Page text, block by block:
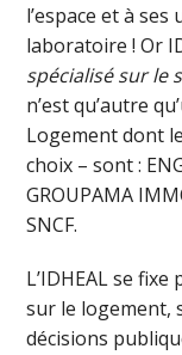
l’espace et à
laboratoire ! Or
spécialisé sur le
n’est qu’autre
Logement dont
choix – sont :
GROUPAMA
SNCF.
L’IDHEAL se
sur le logement,
décisions